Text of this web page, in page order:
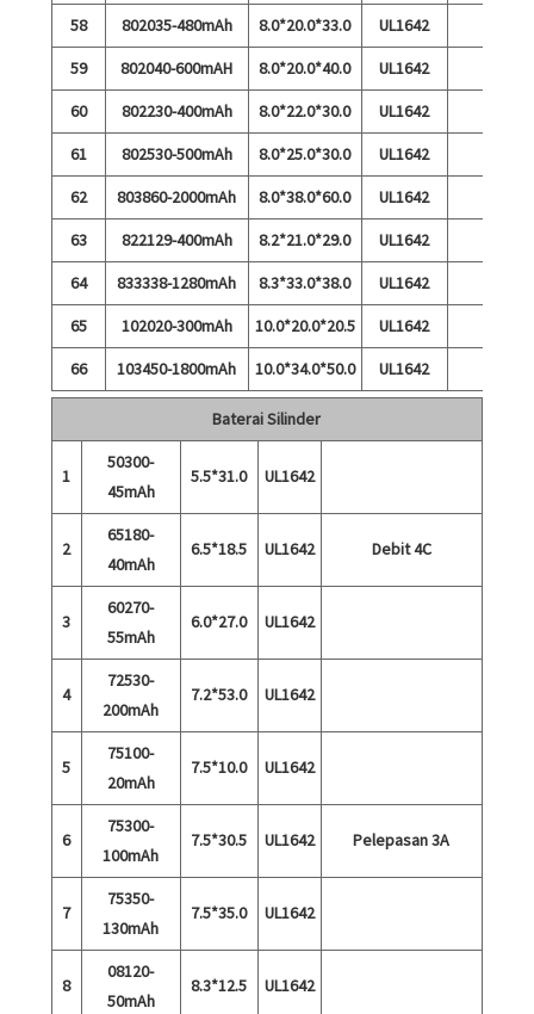
58
802035-480mAh 8.0*20.0*33.0
UL1642
59
802040-600mAH 8.0*20.0*40.0
UL1642
60
802230-400mAh 8.0*22.0*30.0
UL1642
61
802530-500mAh 8.0*25.0*30.0
UL1642
62
803860-2000mAh 8.0*38.0*60.0
UL1642
63
822129-400mAh 8.2*21.0*29.0
UL1642
64
833338-1280mAh 8.3*33.0*38.0
UL1642
65
102020-300mAh 10.0*20.0*20.5
UL1642
66
103450-1800mAh 10.0*34.0*50.0 UL1642
Baterai Silinder
1
50300-
45mAh
5.5*31.0 UL1642
2
65180-
40mAh
6.5*18.5 UL1642 Debit 4C
3
60270-
55mAh
6.0*27.0 UL1642
4
72530-
200mAh
7.2*53.0 UL1642
5
75100-
20mAh
7.5*10.0 UL1642
6
75300-
100mAh
7.5*30.5 UL1642 Pelepasan 3A
7
75350-
130mAh
7.5*35.0 UL1642
8
08120-
50mAh
8.3*12.5 UL1642